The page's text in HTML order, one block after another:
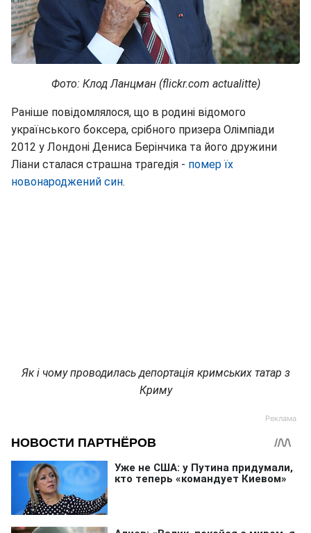
Фото: Клод Ланцман (flickr.com actualitte)
Раніше повідомлялося, що в родині відомого
українського боксера, срібного призера Олімпіади
2012 у Лондоні Дениса Берінчика та його дружини
Ліани сталася страшна трагедія - помер їх
новонароджений син.
Як і чому проводилась депортація кримських татар з
Криму